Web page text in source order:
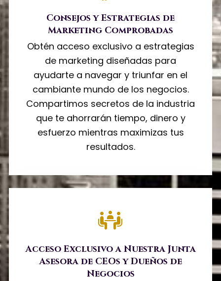
Consejos y Estrategias de
Marketing Comprobadas
Obtén acceso exclusivo a estrategias
de marketing diseñadas para
ayudarte a navegar y triunfar en el
cambiante mundo de los negocios.
Compartimos secretos de la industria
que te ahorrarán tiempo, dinero y
esfuerzo mientras maximizas tus
resultados.
Acceso Exclusivo a Nuestra Junta
Asesora de CEOs y Dueños de
Negocios